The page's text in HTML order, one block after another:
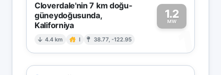
Cloverdale'nin 7 km doğu-
güneydoğusunda,
Kaliforniya
4.4 km I 38.77, -122.95
1.2
MW
1